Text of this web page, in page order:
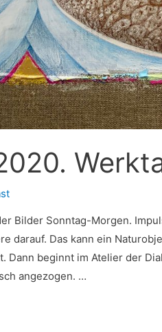
Bilder Sonntag-Morgen.
darauf. Das kann ein
Dann beginnt im Atelier der
angezogen. …